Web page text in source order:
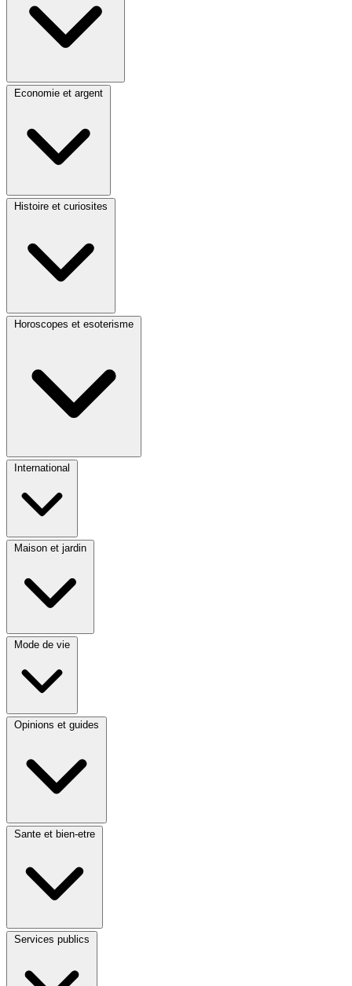
Economie et argent
Histoire et curiosites
Horoscopes et esoterisme
International
Maison et jardin
Mode de vie
Opinions et guides
Sante et bien-etre
Services publics